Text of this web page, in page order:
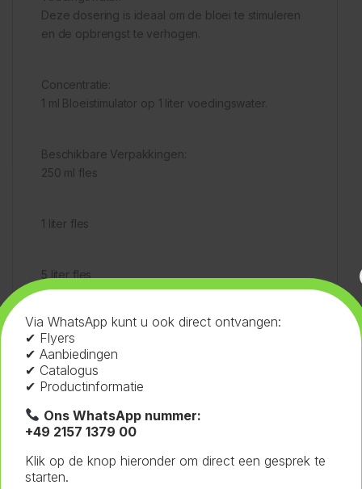
Deze dosering is ideaal om de bloei te stimuleren
en de opbrengst te verhogen.
Concentratie:
1 ml Bloeistimulator op 1 liter voedingswater.
Beschikbare Verpakkingen:
250 ml fles
1 liter fles
5 liter fles
Veiligheidsvoorschriften:
Signalwoord: Geen
Gevarenhinweisen: Geen
Via WhatsApp kunt u ook direct ontvangen:
✔ Flyers
✔ Aanbiedingen
✔ Catalogus
✔ Productinformatie
Ons WhatsApp nummer:
+49 2157 1379 00
Klik op de knop hieronder om direct een gesprek te
starten.